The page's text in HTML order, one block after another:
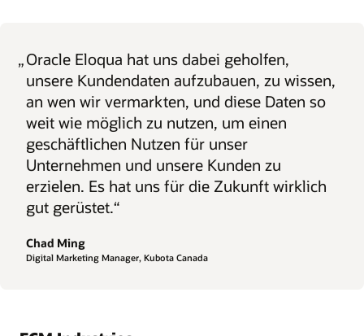
„Oracle Eloqua hat uns dabei geholfen,
unsere Kundendaten aufzubauen, zu wissen,
an wen wir vermarkten, und diese Daten so
weit wie möglich zu nutzen, um einen
geschäftlichen Nutzen für unser
Unternehmen und unsere Kunden zu
erzielen. Es hat uns für die Zukunft wirklich
gut gerüstet.“
Chad Ming
Digital Marketing Manager, Kubota Canada